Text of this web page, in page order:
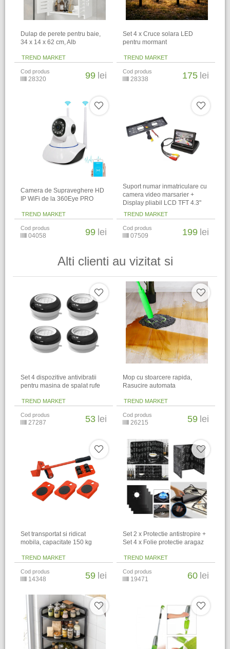
Dulap de perete pentru baie,
34 x 14 x 62 cm​, Alb
TREND MARKET
Cod produs
28320 99 lei
Set 4 x Cruce solara LED
pentru mormant
TREND MARKET
Cod produs
28338 175 lei
Camera de Supraveghere HD
IP WiFi de la 360Eye PRO
TREND MARKET
Cod produs
04058 99 lei
Suport numar inmatriculare cu
camera video marsarier +
Display pliabil LCD TFT 4.3"
TREND MARKET
Cod produs
07509 199 lei
Alti clienti au vizitat si
Set 4 dispozitive antivibratii
pentru masina de spalat rufe
TREND MARKET
Cod produs
27287 53 lei
Mop cu stoarcere rapida,
Rasucire automata
TREND MARKET
Cod produs
26215 59 lei
Set transportat si ridicat
mobila, capacitate 150 kg
TREND MARKET
Cod produs
14348 59 lei
Set 2 x Protectie antistropire +
Set 4 x Folie protectie aragaz
TREND MARKET
Cod produs
19471 60 lei